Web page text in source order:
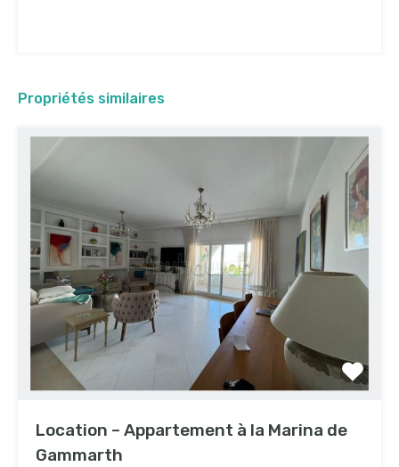
Propriétés similaires
Location – Appartement à la Marina de
Gammarth